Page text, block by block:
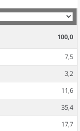
100,0
7,5
3,2
11,6
35,4
17,7